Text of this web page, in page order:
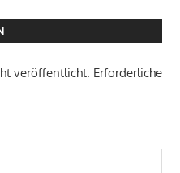
veröffentlicht. Erforderliche